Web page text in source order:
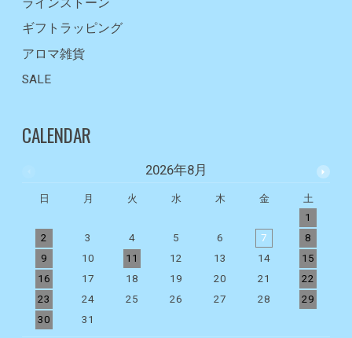
ラインストーン
ギフトラッピング
アロマ雑貨
SALE
CALENDAR
2026年8月
日 月 火 水 木 金
土
1
2
3 4 5 6 7
8
9
10 11 12 13 14
15
16
17 18 19 20 21
22
23
24 25 26 27 28
29
30
31